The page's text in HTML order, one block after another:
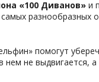
«100 Диванов» и
разнообразных
помогут
нем не выдвигается,